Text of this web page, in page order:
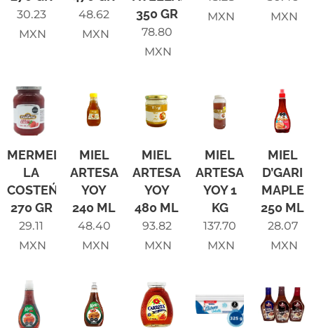
30.23
MXN
48.62
MXN
350 GR
78.80
MXN
MXN
MXN
MERMELADA
LA
COSTEŃA
270 GR
29.11
MXN
MIEL
ARTESANAL
YOY
240 ML
48.40
MXN
MIEL
ARTESANAL
YOY
480 ML
93.82
MXN
MIEL
ARTESANAL
YOY 1
KG
137.70
MXN
MIEL
D’GARI
MAPLE
250 ML
28.07
MXN